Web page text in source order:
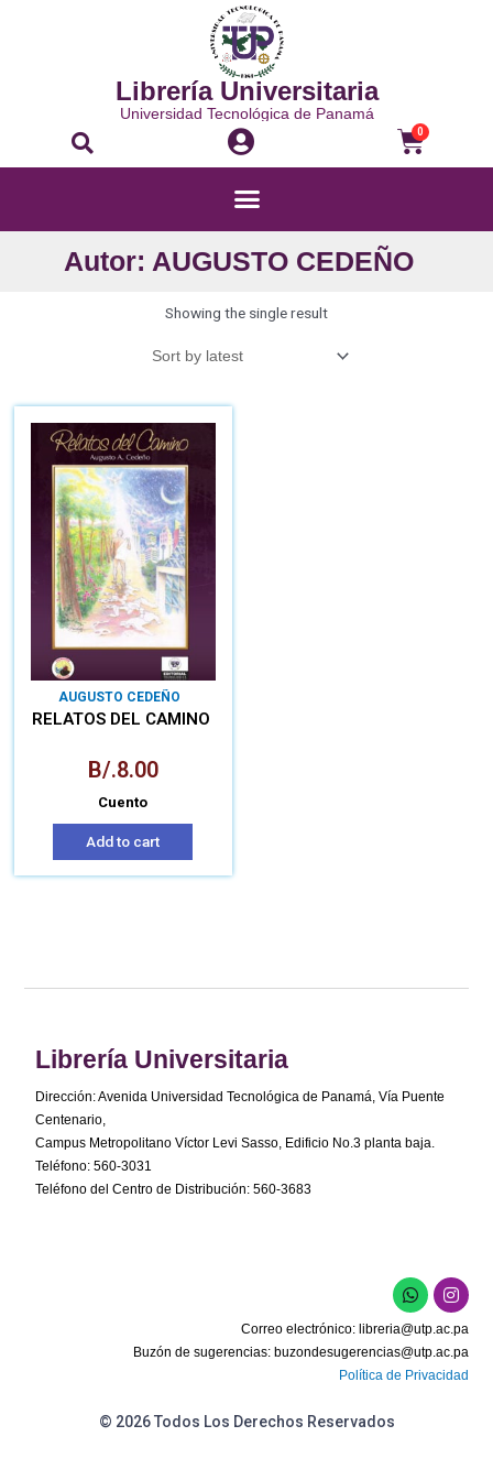
Librería Universitaria
Universidad Tecnológica de Panamá
0
Autor: AUGUSTO CEDEÑO
Showing the single result
AUGUSTO CEDEÑO
RELATOS DEL CAMINO
B/.8.00
Cuento
Add to cart
Librería Universitaria
Dirección: Avenida Universidad Tecnológica de Panamá, Vía Puente
Centenario,
Campus Metropolitano Víctor Levi Sasso, Edificio No.3 planta baja.
Teléfono: 560-3031
Teléfono del Centro de Distribución: 560-3683
Correo electrónico: libreria@utp.ac.pa
Buzón de sugerencias: buzondesugerencias@utp.ac.pa
Política de Privacidad
© 2026 Todos Los Derechos Reservados